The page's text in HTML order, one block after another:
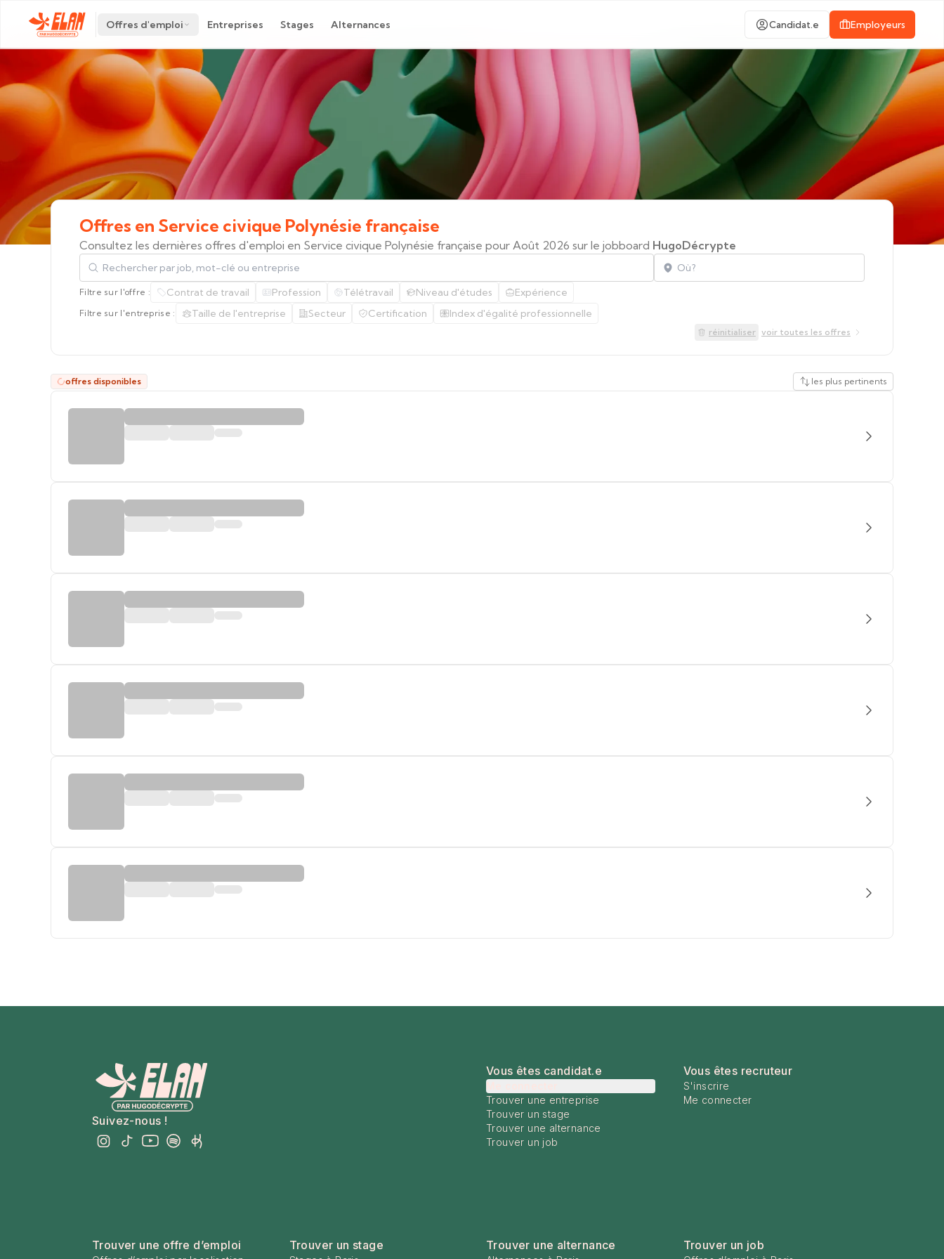
Offres d'emploi Entreprises Stages Alternances Candidat.e Employeurs
Offres en Service civique Polynésie française
Consultez les dernières offres d'emploi en Service civique Polynésie française pour Août 2026 sur le jobboard HugoDécrypte
Rechercher par job, mot-clé ou entreprise Localisation
Filtre sur l'offre : Contrat de travail Profession Télétravail Niveau d'études Expérience
Filtre sur l'entreprise : Taille de l'entreprise Secteur Certification Index d'égalité professionnelle
réinitialiser voir toutes les offres
offres disponibles les plus pertinents
Suivez-nous !
Vous êtes candidat.e
Trouver une entreprise
Trouver un stage
Trouver une alternance
Trouver un job
Vous êtes recruteur
S'inscrire
Me connecter
Trouver une offre d’emploi Trouver un stage Trouver une alternance Trouver un job